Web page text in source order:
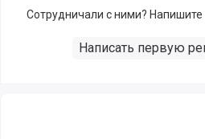
Сотрудничали с ними?
Написать первую